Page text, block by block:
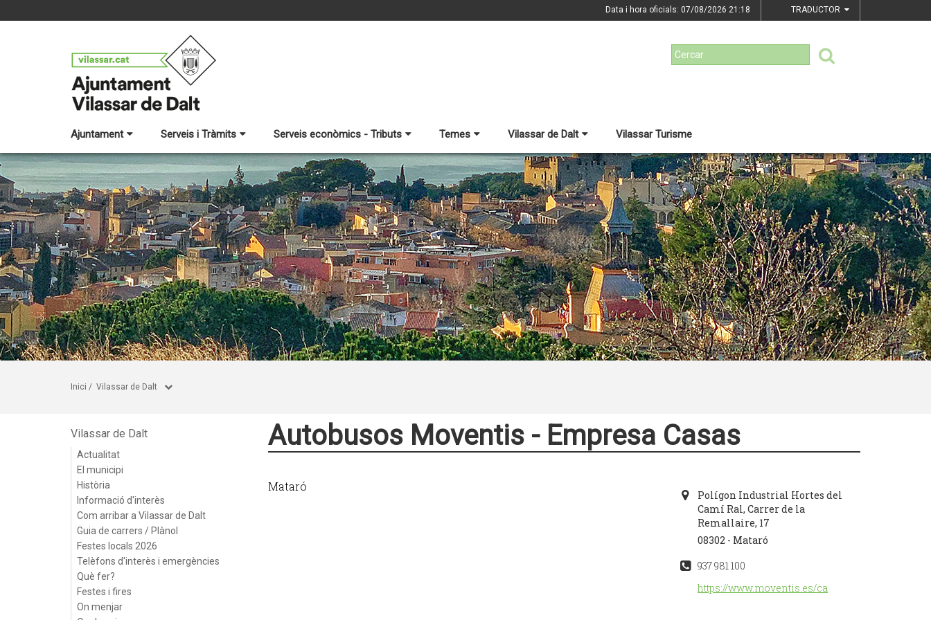
Data i hora oficials: 07/08/2026 21:18 TRADUCTOR
Ajuntament Serveis i Tràmits Serveis econòmics - Tributs Temes Vilassar de Dalt Vilassar Turisme
Inici / Vilassar de Dalt
Vilassar de Dalt
Actualitat
El municipi
Història
Informació d'interès
Com arribar a Vilassar de Dalt
Guia de carrers / Plànol
Festes locals 2026
Telèfons d'interès i emergències
Què fer?
Festes i fires
On menjar
Autobusos Moventis - Empresa Casas
Mataró
Polígon Industrial Hortes del
Camí Ral, Carrer de la
Remallaire, 17
08302 - Mataró
937 981 100
https://www.moventis.es/ca